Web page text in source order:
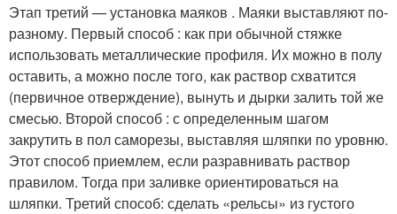
Этап третий — установка маяков . Маяки выставляют по-
разному. Первый способ : как при обычной стяжке
использовать металлические профиля. Их можно в полу
оставить, а можно после того, как раствор схватится
(первичное отверждение), вынуть и дырки залить той же
смесью. Второй способ : с определенным шагом
закрутить в пол саморезы, выставляя шляпки по уровню.
Этот способ приемлем, если разравнивать раствор
правилом. Тогда при заливке ориентироваться на
шляпки. Третий способ: сделать «рельсы» из густого